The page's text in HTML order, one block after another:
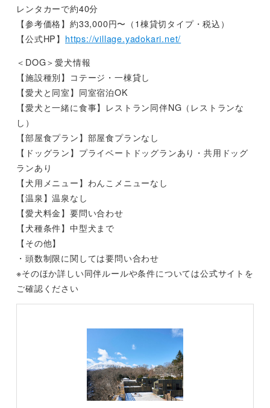
レンタカーで約40分
【参考価格】約33,000円〜（1棟貸切タイプ・税込）
【公式HP】 https://village.yadokari.net/
＜DOG＞愛犬情報
【施設種別】コテージ・一棟貸し
【愛犬と同室】同室宿泊OK
【愛犬と一緒に食事】レストラン同伴NG（レストランな
し）
【部屋食プラン】部屋食プランなし
【ドッグラン】プライベートドッグランあり・共用ドッグ
ランあり
【犬用メニュー】わんこメニューなし
【温泉】温泉なし
【愛犬料金】要問い合わせ
【犬種条件】中型犬まで
【その他】
・頭数制限に関しては要問い合わせ
※そのほか詳しい同伴ルールや条件については公式サイトを
ご確認ください